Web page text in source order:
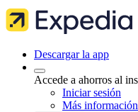
Descargar la app
Accede a ahorros al
Iniciar sesión
Más